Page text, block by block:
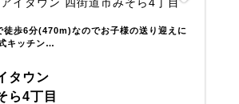
徒歩6分(470m)なのでお子様の送り迎えに
キッチン…
タウン
ら4丁目